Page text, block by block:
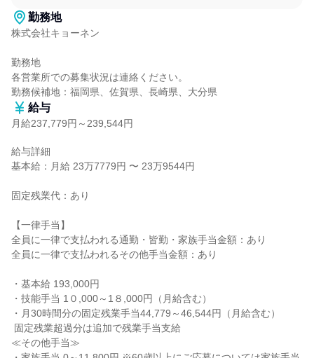
勤務地
株式会社キョーネン
勤務地
各営業所での募集状況は連絡ください。
勤務候補地：福岡県、佐賀県、長崎県、大分県
給与
月給237,779円～239,544円
給与詳細
基本給：月給 23万7779円 〜 23万9544円
固定残業代：あり
【一律手当】
全員に一律で支払われる通勤・皆勤・家族手当金額：あり
全員に一律で支払われるその他手当金額：あり
・基本給 193,000円
・技能手当 1０,000～1８,000円（月給含む）
・月30時間分の固定残業手当44,779～46,544円（月給含む）
≪その他手当≫